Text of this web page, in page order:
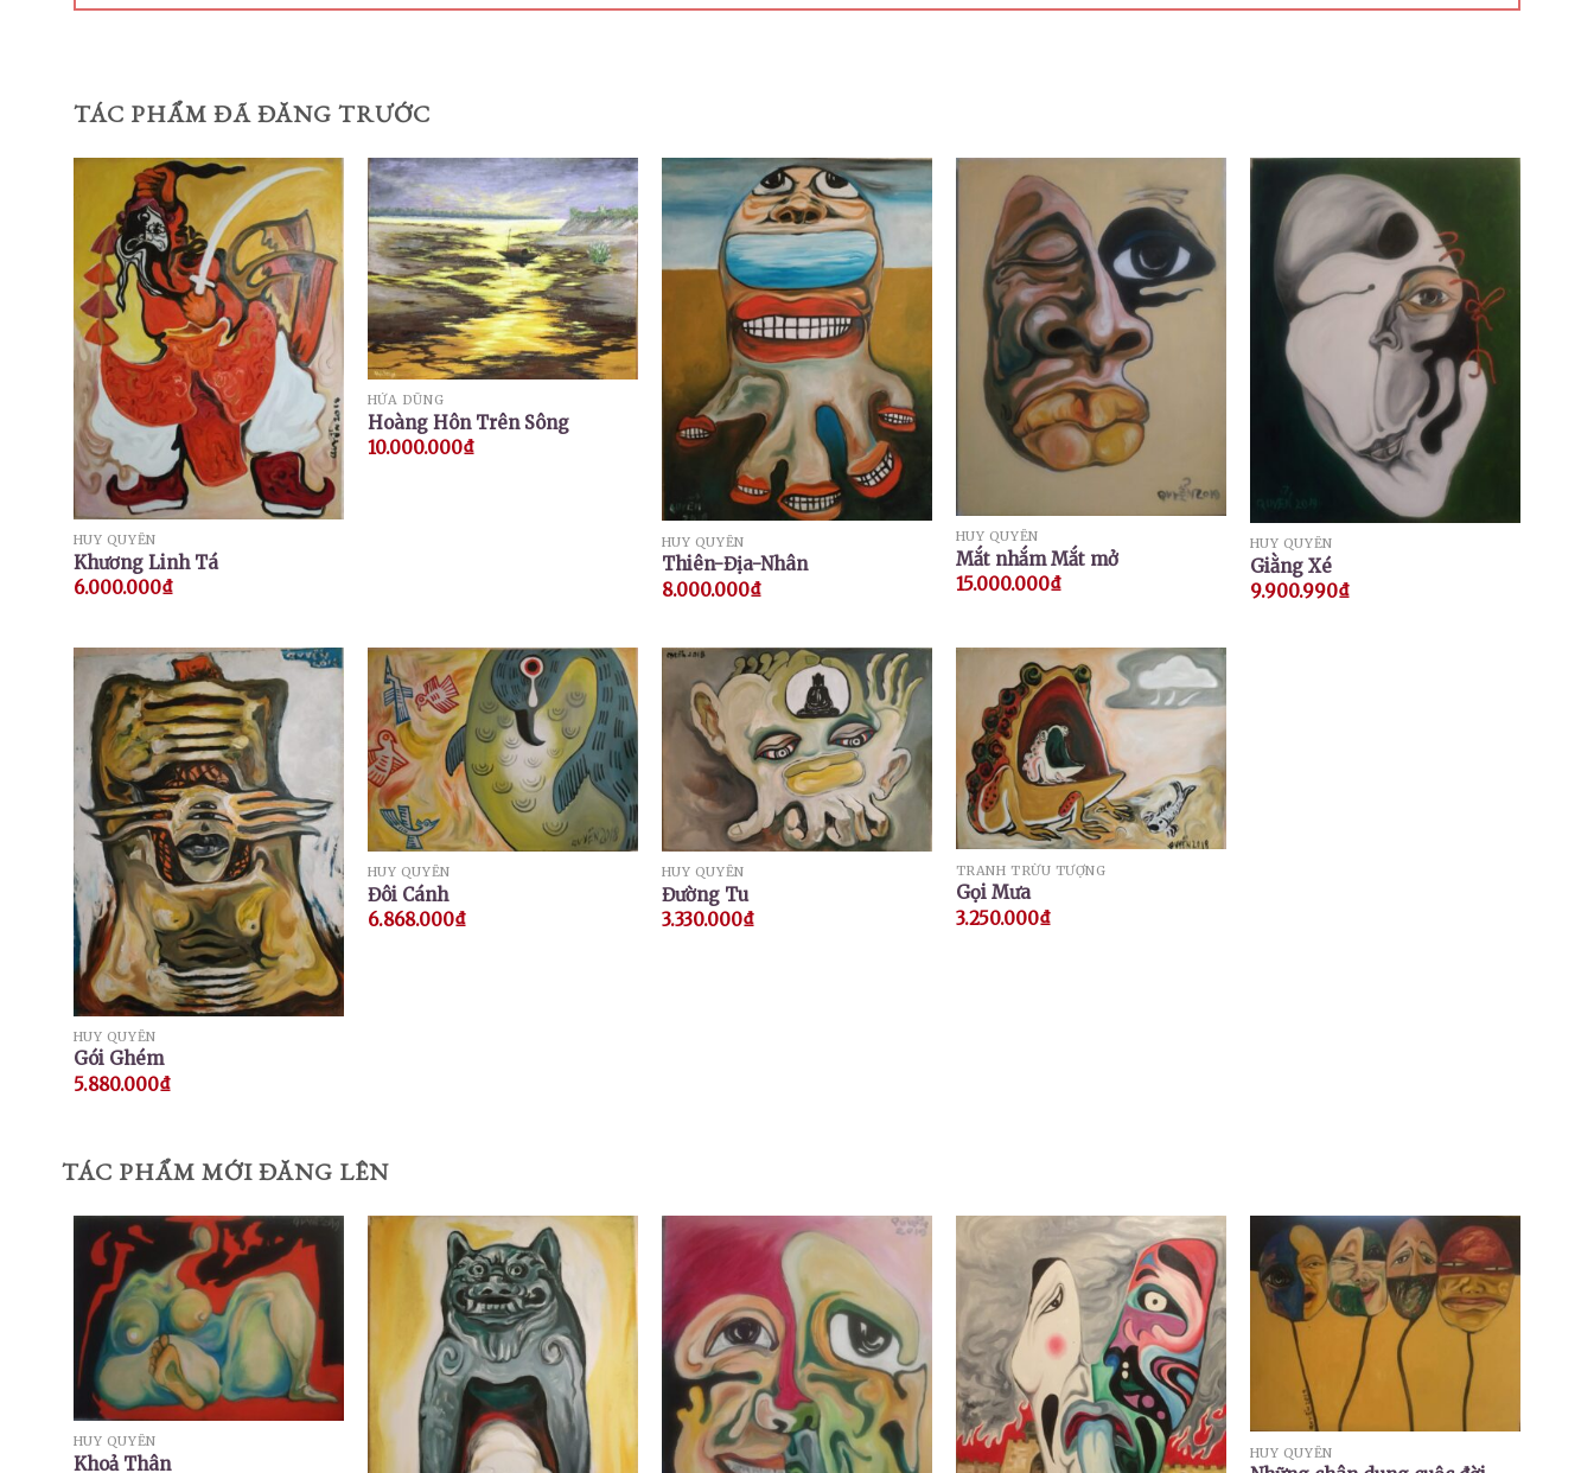
TÁC PHẨM ĐÃ ĐĂNG TRƯỚC
HUY QUYỂN
Khương Linh Tá
6.000.000₫
HỨA DŨNG
Hoàng Hôn Trên Sông
10.000.000₫
HUY QUYỂN
Thiên-Địa-Nhân
8.000.000₫
HUY QUYỂN
Mắt nhắm Mắt mở
15.000.000₫
HUY QUYỂN
Giằng Xé
9.900.990₫
HUY QUYỂN
Gói Ghém
5.880.000₫
HUY QUYỂN
Đôi Cánh
6.868.000₫
HUY QUYỂN
Đường Tu
3.330.000₫
TRANH TRỪU TƯỢNG
Gọi Mưa
3.250.000₫
TÁC PHẨM MỚI ĐĂNG LÊN
HUY QUYỂN
Khoả Thân
HUY QUYỂN